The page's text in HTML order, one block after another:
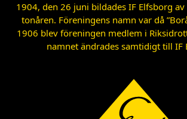
1904, den 26 juni bildades IF Elfsborg
tonåren. Föreningens namn var då
1906 blev föreningen medlem i
namnet ändrades samtidigt till IF